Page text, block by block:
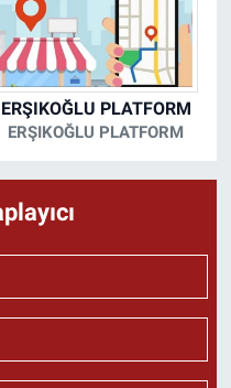
ERŞIKOĞLU PLATFORM
ERŞIKOĞLU PLATFORM